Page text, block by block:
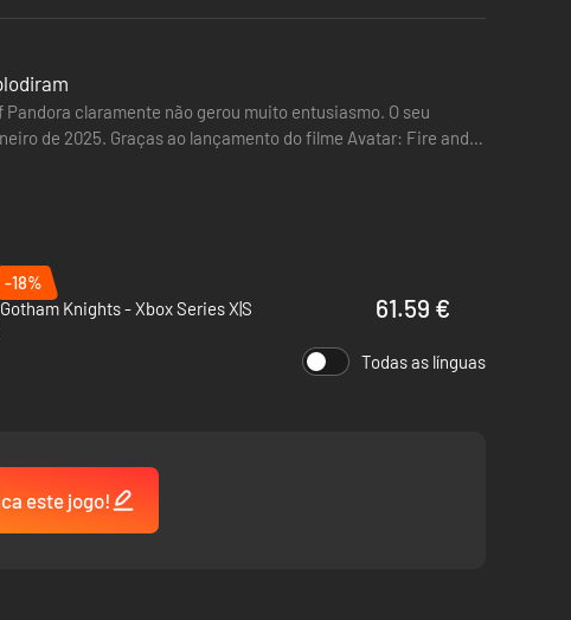
claramente não gerou muito entusiasmo. O seu
de 2025. Graças ao lançamento do filme Avatar: Fire and
-18%
Gotham Knights - Xbox Series X|S
61.59 €
Todas as línguas
este jogo!